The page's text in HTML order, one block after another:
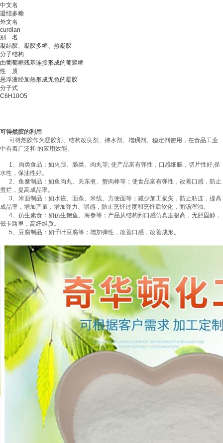
中文名
凝结多糖
外文名
curdlan
别 名
凝结胶、 凝胶多糖、 热凝胶
分子结构
由葡萄糖残基连接形成的葡聚糖
性 质
悬浮液经加热形成无色的凝胶
分子式
C6H10O5
可得然胶的利用
可得然胶作为凝胶剂、结构改良剂、持水剂、增稠剂、稳定剂使用，在食品工业
中有着广泛和 的应用效能。
1、肉类食品：如火腿、肠类、肉丸等; 使产品富有弹性，口感细腻，切片性好,保
水性，保油性好。
2、鱼糜制品：如鱼肉丸、关东煮、蟹肉棒等；使食品富有弹性，改善口感，防止
煮烂，提高成品率。
3、米面制品：如水饺、面条、米线、方便面等；减少加工损失，防止粘连，提高
成品率，增加产量，增加弹力、嚼感，防止烹饪过度和烹饪后软化，面汤浑浊。
4、仿生素食：如仿生鲍鱼、海参等；产品从结构到口感仿真度极高，无胆固醇，
低卡路里，高纤维质。
5、豆腐制品：如千叶豆腐等；增加弹性，改善口感，改善成形。